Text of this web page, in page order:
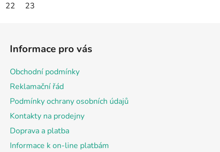
22 23
Informace pro vás
Obchodní podmínky
Reklamační řád
Podmínky ochrany osobních údajů
Kontakty na prodejny
Doprava a platba
Informace k on-line platbám